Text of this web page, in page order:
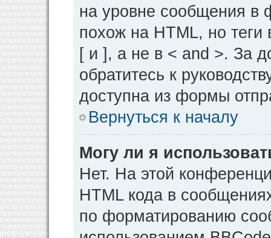
на уровне сообщения в
похож на HTML, но теги
[ и ], а не в < and >. За
обратитесь к
доступна из формы
Вернуться к началу
Могу ли я
Нет. На этой
HTML кода в
по форматированию